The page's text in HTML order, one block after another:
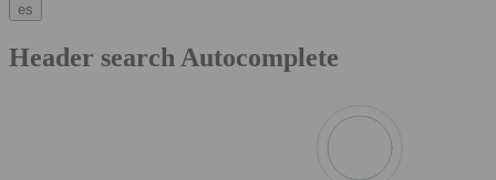
es
Header search Autocomplete